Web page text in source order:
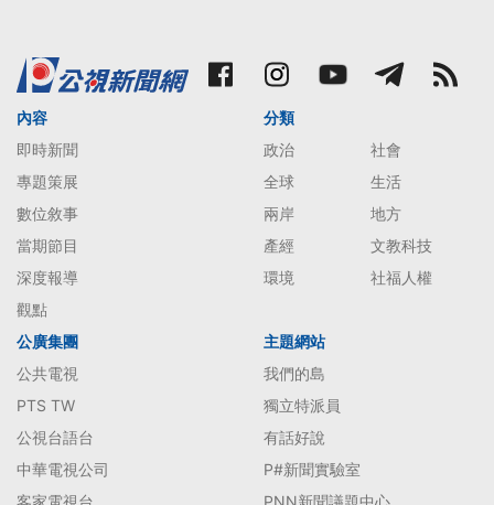
內容
即時新聞
專題策展
數位敘事
當期節目
深度報導
觀點
分類
政治
社會
全球
生活
兩岸
地方
產經
文教科技
環境
社福人權
公廣集團
公共電視
PTS TW
公視台語台
中華電視公司
主題網站
我們的島
獨立特派員
有話好說
P#新聞實驗室